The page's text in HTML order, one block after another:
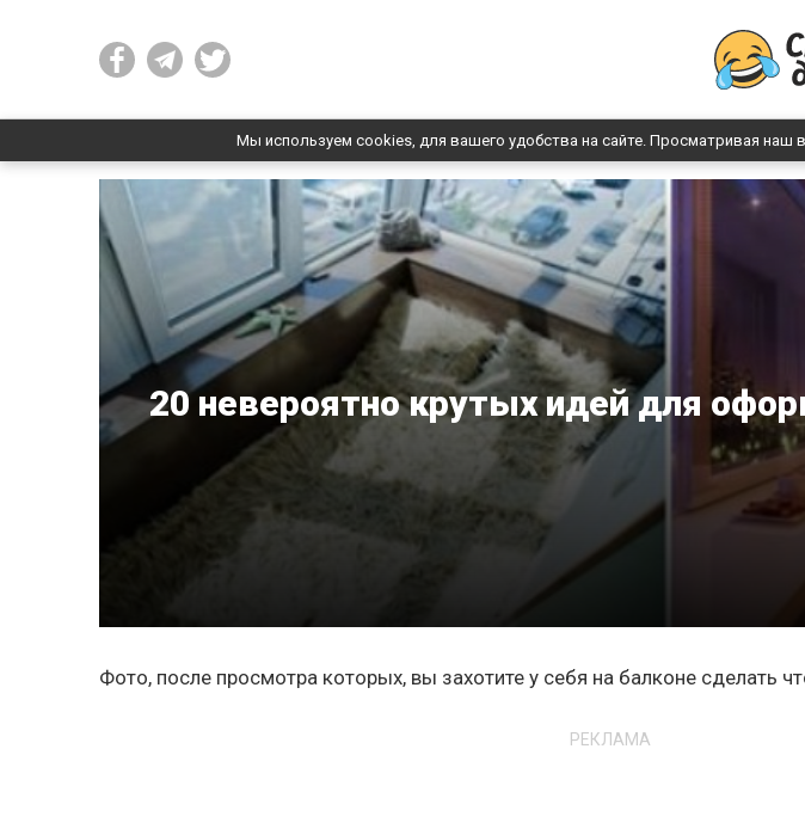
Мы используем cookies, для вашего удобства на сайте. Просматривая наш
20 невероятно крутых идей для
Фото, после просмотра которых, вы захотите у себя на балконе сделать
РЕКЛАМА